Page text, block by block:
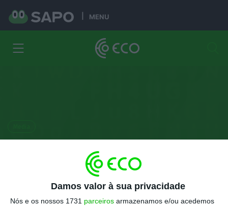
Damos valor à sua privacidade
Nós e os nossos 1731 parceiros armazenamos e/ou acedemos
MENU
que tem a Media Capital?
Flávio Nunes
17 Agosto 2020